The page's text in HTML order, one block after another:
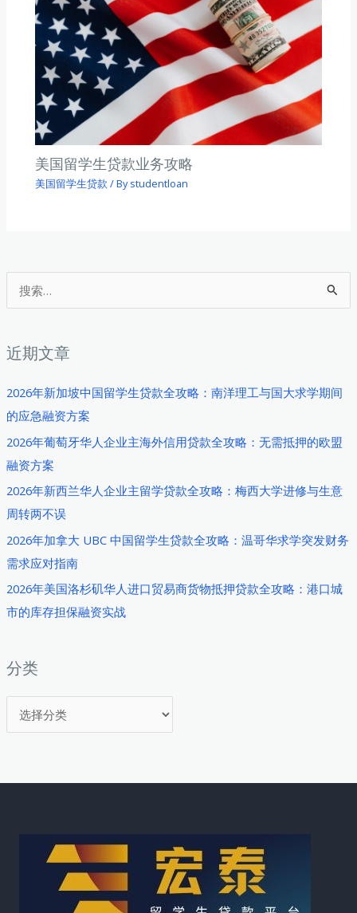
索
近期文章
2026年新加坡中国留学生贷款全攻略：南洋理工与国大求学期间
的应急融资方案
2026年葡萄牙华人企业主海外信用贷款全攻略：无需抵押的欧盟
融资方案
2026年新西兰华人企业主留学贷款全攻略：梅西大学进修与生意
周转两不误
2026年加拿大 UBC 中国留学生贷款全攻略：温哥华求学突发财务
需求应对指南
2026年美国洛杉矶华人进口贸易商货物抵押贷款全攻略：港口城
市的库存担保融资实战
分类
类
美国留学生贷款业务攻略
美国留学生贷款 / Bystudentloan